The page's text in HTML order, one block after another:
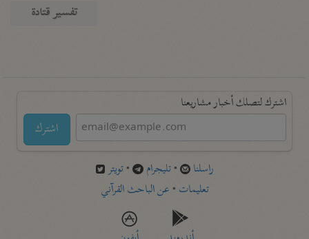
تفسير قتادة
اشترك لتصلك أخبار مشاريعنا
اشترك
راسلنا •تليجرام •تويتر
تعليمات •عن الباحث القرآني